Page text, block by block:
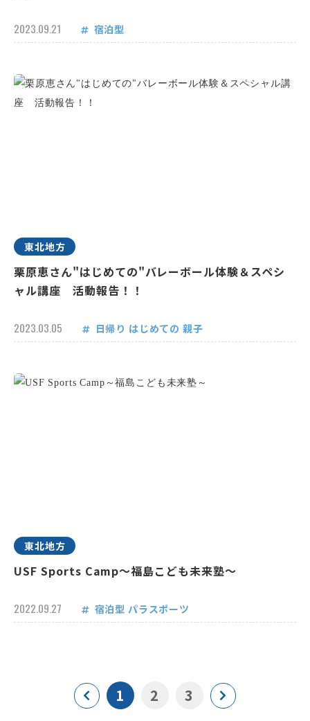
2023.09.21 宿泊型
東北地方
栗原恵さん"はじめての"バレーボール体験＆スペシ
ャル講座 活動報告！！
2023.03.05 日帰り はじめての 親子
東北地方
USF Sports Camp～福島こども未来塾～
2022.09.27 宿泊型 パラスポーツ
1 2 3